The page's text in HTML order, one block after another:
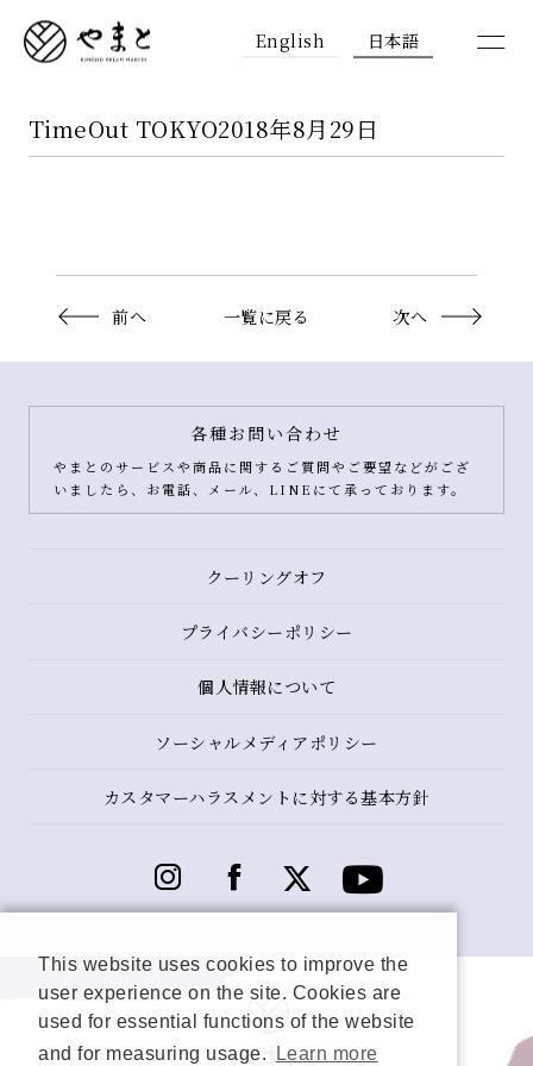
English 日本語
TimeOut TOKYO2018年8月29日
前へ 一覧に戻る 次へ
各種お問い合わせ
やまとのサービスや商品に関するご質問やご要望などがござ
いましたら、お電話、メール、LINEにて承っております。
クーリングオフ
プライバシーポリシー
個人情報について
ソーシャルメディアポリシー
カスタマーハラスメントに対する基本方針
This website uses cookies to improve the
user experience on the site. Cookies are
used for essential functions of the website
and for measuring usage.
Learn more